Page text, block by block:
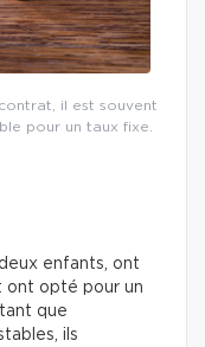
il est souvent
pour un taux fixe.
enfants, ont
ont opté pour un
que
ils